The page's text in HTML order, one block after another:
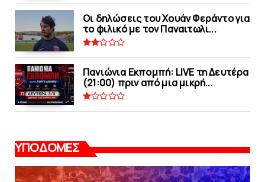
Οι δηλώσεις του Χουάν Φεράντο για
το φιλικό με τoν Παναιτωλι...
Πανιώνια Εκπομπή: LIVE τη Δευτέρα
(21:00) πριν από μια μικρή...
ΥΠΟΔΟΜΕΣ